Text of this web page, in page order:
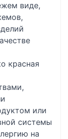
виде,
красная
или
системы
на